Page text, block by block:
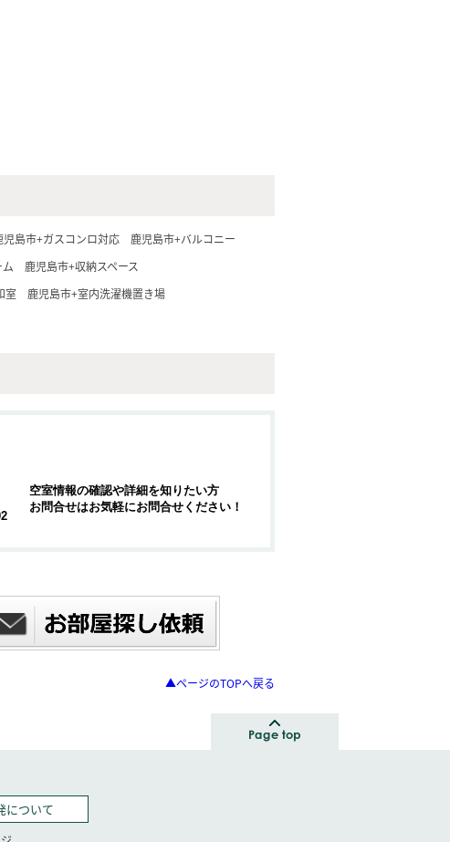
児島市+ガスコンロ対応
鹿児島市+バルコニー
鹿児島市+収納スペース
室
鹿児島市+室内洗濯機置き場
空室情報の確認や詳細を知りたい方
お問合せはお気軽にお問合せください！
▲ページのTOPへ戻る
について